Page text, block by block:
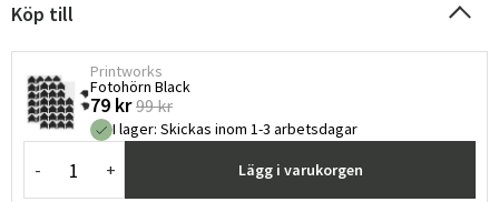
Köp till
Printworks
Fotohörn Black
79 kr 99 kr
I lager: Skickas inom 1-3 arbetsdagar
- + Lägg i varukorgen